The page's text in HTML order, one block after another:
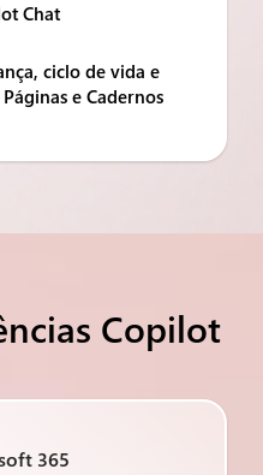
Chat
ciclo de vida e
e Cadernos
Copilot
365